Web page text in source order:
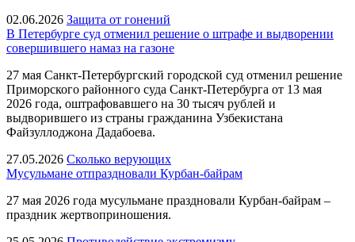
02.06.2026 Защита от гонений
В Петербурге суд отменил решение о штрафе и выдворении
совершившего намаз на газоне
27 мая Санкт-Петербургский городской суд отменил решение
Приморского районного суда Санкт-Петербурга от 13 мая
2026 года, оштрафовавшего на 30 тысяч рублей и
выдворившего из страны гражданина Узбекистана
Файзуллоджона Дадабоева.
27.05.2026 Сколько верующих
Мусульмане отпраздновали Курбан-байрам
27 мая 2026 года мусульмане праздновали Курбан-байрам –
праздник жертвоприношения.